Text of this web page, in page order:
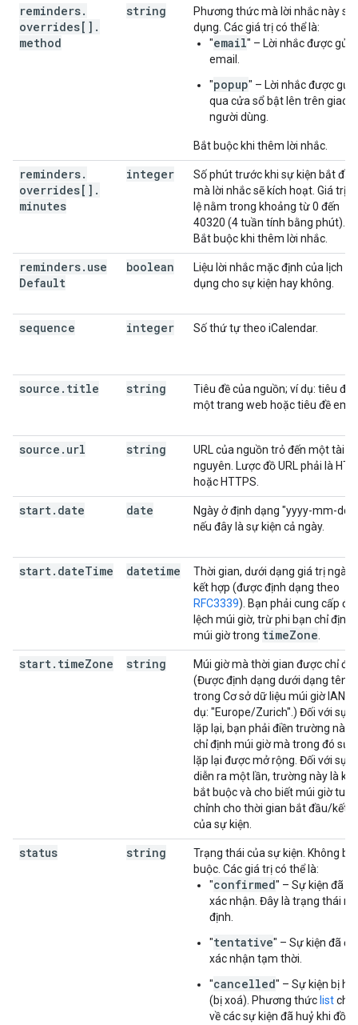
reminders.
overrides[] .
method
string
Phương thức mà lời nhắc này sử
dụng. Các giá trị có thể là:
"email" – Lời nhắc được gửi
email.
"popup" – Lời nhắc được gửi
qua cửa sổ bật lên trên giao
người dùng.
Bắt buộc khi thêm lời nhắc.
reminders.
overrides[] .
minutes
integer
Số phút trước khi sự kiện bắt đầu
mà lời nhắc sẽ kích hoạt. Giá trị
lệ nằm trong khoảng từ 0 đến
40320 (4 tuần tính bằng phút).
Bắt buộc khi thêm lời nhắc.
reminders. use
Default
boolean
Liệu lời nhắc mặc định của lịch
dụng cho sự kiện hay không.
sequence integer Số thứ tự theo iCalendar.
source . title string
Tiêu đề của nguồn; ví dụ: tiêu đề
một trang web hoặc tiêu đề
source . url string
URL của nguồn trỏ đến một tài
nguyên. Lược đồ URL phải là
hoặc HTTPS.
start. date date
Ngày ở định dạng "yyyy-mm-dd",
nếu đây là sự kiện cả ngày.
start. dateTime datetime
Thời gian, dưới dạng giá trị ngày
kết hợp (được định dạng theo
RFC3339). Bạn phải cung cấp độ
lệch múi giờ, trừ phi bạn chỉ định
múi giờ trong timeZone
start. timeZone string
Múi giờ mà thời gian được chỉ
(Được định dạng dưới dạng tên
trong Cơ sở dữ liệu múi giờ IANA,
dụ: "Europe/Zurich".) Đối với sự
lặp lại, bạn phải điền trường này
chỉ định múi giờ mà trong đó sự
lặp lại được mở rộng. Đối với sự
diễn ra một lần, trường này là
bắt buộc và cho biết múi giờ tuỳ
chỉnh cho thời gian bắt đầu/kết
của sự kiện.
status string
Trạng thái của sự kiện. Không bắt
buộc. Các giá trị có thể là:
"confirmed" – Sự kiện đã
xác nhận. Đây là trạng thái
định.
"tentative" – Sự kiện đã
xác nhận tạm thời.
"cancelled" – Sự kiện bị
(bị xoá). Phương thức listchỉ
về các sự kiện đã huỷ khi đồng